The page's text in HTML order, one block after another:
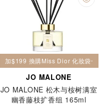
加$199 換購Miss Dior 化妝袋一個
JO MALONE
JO MALONE 松木与桉树满室
幽香藤枝扩香组 165ml